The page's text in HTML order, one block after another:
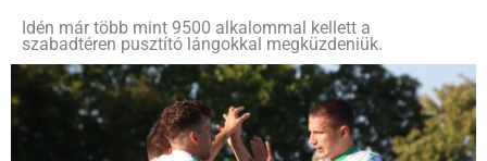
Idén már több mint 9500 alkalommal kellett a
szabadtéren pusztító lángokkal megküzdeniük.